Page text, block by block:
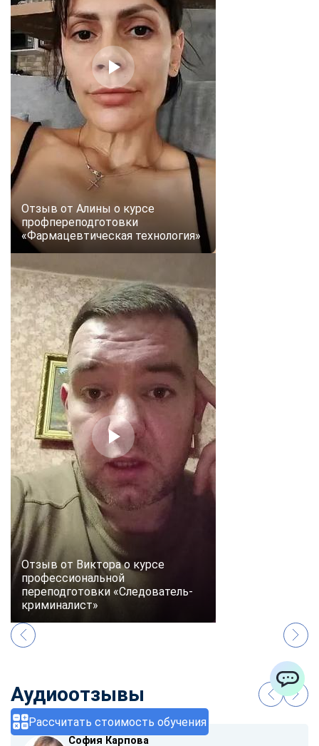
Рассчитать стоимость обучения
Отзыв от Алины о курсе
профпереподготовки
«Фармацевтическая технология»
Отзыв от Виктора о курсе
профессиональной
переподготовки «Следователь-
криминалист»
Аудиоотзывы
София Карпова
ChatApp
online
Мессенджеры
Свяжитесь с нами через любой удобный мессенджер!
Telegram WhatsApp
Vkontakte EMail
Max